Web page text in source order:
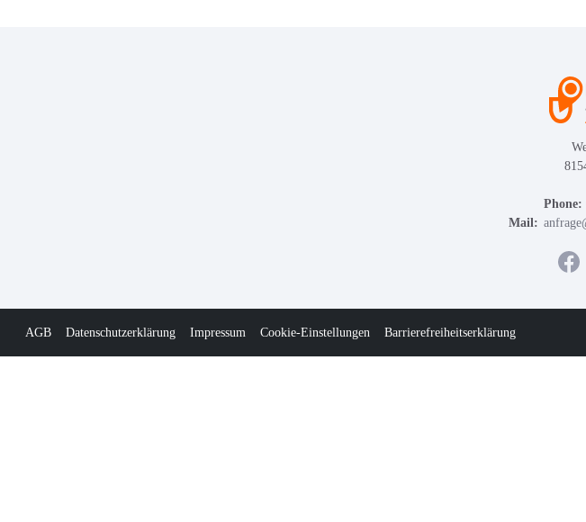
Phone:
Mail:
AGB Datenschutzerklärung Impressum Cookie-Einstellungen Barrierefreiheitserklärung